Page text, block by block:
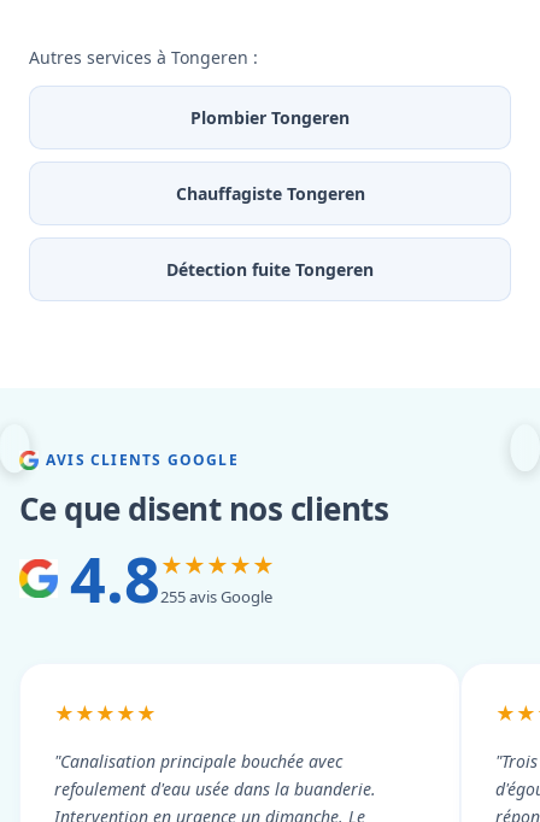
Autres services à Tongeren :
Plombier Tongeren
Chauffagiste Tongeren
Détection fuite Tongeren
AVIS CLIENTS GOOGLE
Ce que disent nos clients
4.8★★★★★
255 avis Google
★★★★★
"Canalisation principale bouchée avec
refoulement d'eau usée dans la buanderie.
Intervention en urgence un dimanche. Le